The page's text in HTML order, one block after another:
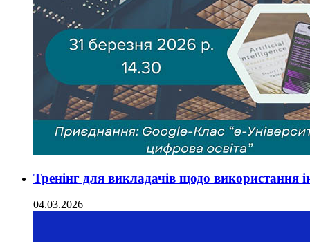
Тренінг для викладачів щодо використання
04.03.2026